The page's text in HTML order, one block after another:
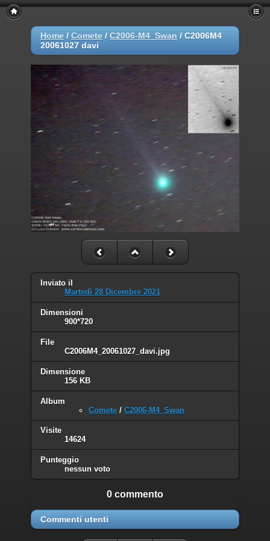
Home / Comete / C2006-M4_Swan / C2006M4
20061027 davi
Inviato il
Martedì 28 Dicembre 2021
Dimensioni
900*720
File
C2006M4_20061027_davi.jpg
Dimensione
156 KB
Album
Comete / C2006-M4_Swan
Visite
14624
Punteggio
nessun voto
0 commento
Commenti utenti